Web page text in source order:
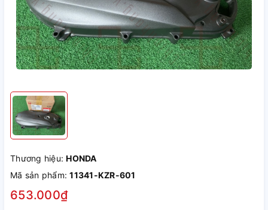
Thương hiệu:HONDA
Mã sản phẩm:11341-KZR-601
653.000₫